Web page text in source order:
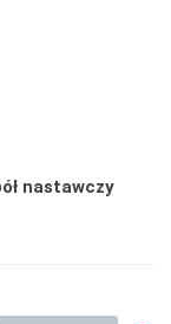
nastawczy